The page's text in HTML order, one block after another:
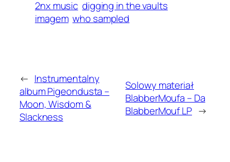
2nx music digging in the vaults
imagem who sampled
← Instrumentalny
album Pigeondusta –
Moon, Wisdom &
Slackness
Solowy materiał
BlabberMoufa – Da
BlabberMouf LP →